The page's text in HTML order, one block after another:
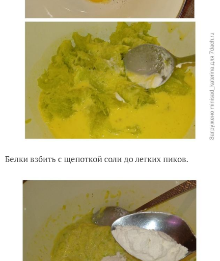
Белки взбить с щепоткой соли до легких пиков.